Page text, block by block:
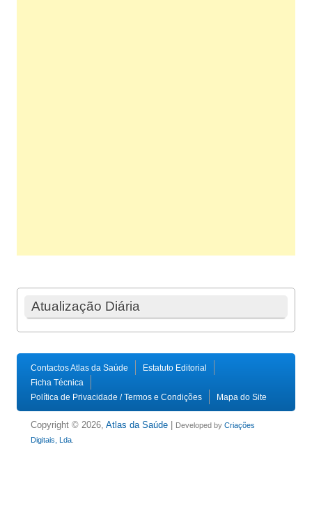
Atualização Diária
Contactos Atlas da Saúde
Estatuto Editorial
Ficha Técnica
Política de Privacidade / Termos e Condições
Mapa do Site
Copyright © 2026, Atlas da Saúde Developed by Criações
Digitais, Lda